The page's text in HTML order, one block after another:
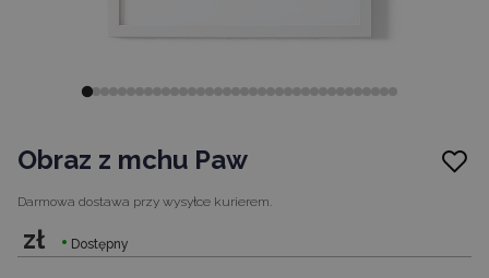
Obraz z mchu Paw
Darmowa dostawa przy wysyłce kurierem.
zł Dostępny